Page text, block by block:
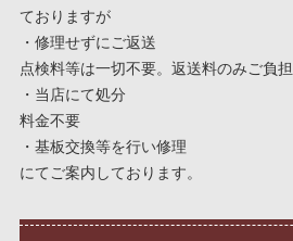
ておりますが
・修理せずにご返送
点検料等は一切不要。返送料のみご負担
・当店にて処分
料金不要
・基板交換等を行い修理
にてご案内しております。